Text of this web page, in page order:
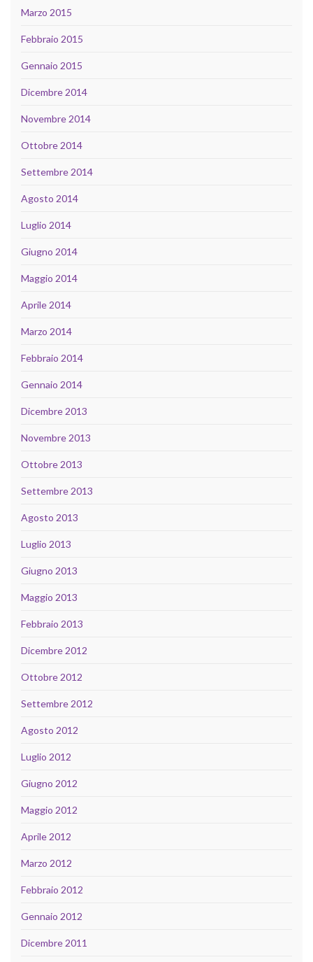
Marzo 2015
Febbraio 2015
Gennaio 2015
Dicembre 2014
Novembre 2014
Ottobre 2014
Settembre 2014
Agosto 2014
Luglio 2014
Giugno 2014
Maggio 2014
Aprile 2014
Marzo 2014
Febbraio 2014
Gennaio 2014
Dicembre 2013
Novembre 2013
Ottobre 2013
Settembre 2013
Agosto 2013
Luglio 2013
Giugno 2013
Maggio 2013
Febbraio 2013
Dicembre 2012
Ottobre 2012
Settembre 2012
Agosto 2012
Luglio 2012
Giugno 2012
Maggio 2012
Aprile 2012
Marzo 2012
Febbraio 2012
Gennaio 2012
Dicembre 2011